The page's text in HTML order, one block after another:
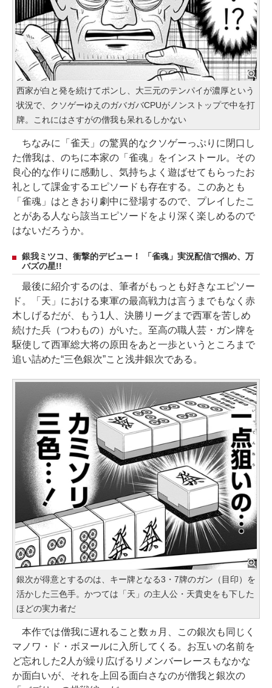
西家が白と発を続けてポンし、大三元のテンパイが濃厚という
状況で、クソゲーゆえのガバガバCPUがノンストップで中を打
牌。これにはさすがの僧我も呆れるしかない
ちなみに「雀天」の驚異的なクソゲーっぷりに閉口し
た僧我は、のちに本家の「雀魂」をインストール。その
良心的な作りに感動し、気持ちよく遊ばせてもらったお
礼として課金するエピソードも存在する。このあとも
「雀魂」はときおり劇中に登場するので、プレイしたこ
とがある人なら該当エピソードをより深く楽しめるので
はないだろうか。
銀我ミツコ、衝撃的デビュー！ 「雀魂」実況配信で掴め、万
バズの星!!
最後に紹介するのは、筆者がもっとも好きなエピソー
ド。「天」における東軍の最高戦力は言うまでもなく赤
木しげるだが、もう1人、決勝リーグまで西軍を苦しめ
続けた兵（つわもの）がいた。至高の職人芸・ガン牌を
駆使して西軍総大将の原田をあと一歩というところまで
追い詰めた“三色銀次”こと浅井銀次である。
銀次が得意とするのは、キー牌となる3・7牌のガン（目印）を
活かした三色手。かつては「天」の主人公・天貴史をも下した
ほどの実力者だ
本作では僧我に遅れること数ヵ月、この銀次も同じく
マノワ・ド・ボヌールに入所してくる。お互いの名前を
ど忘れした2人が繰り広げるリメンバーレースもなかな
か面白いが、それを上回る面白さなのが僧我と銀次の